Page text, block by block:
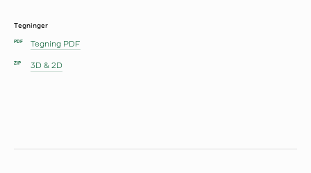
Tegninger
PDF Tegning PDF
ZIP 3D & 2D